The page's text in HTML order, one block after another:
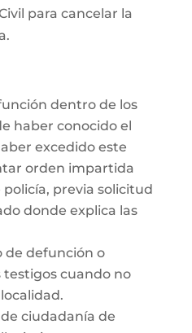
para cancelar la
dentro de los
haber conocido el
excedido este
orden impartida
previa solicitud
donde explica las
de defunción o
testigos cuando no
ciudadanía de